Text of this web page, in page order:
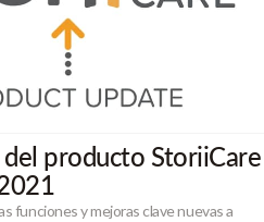
producto StoriiCare
funciones y mejoras clave nuevas a